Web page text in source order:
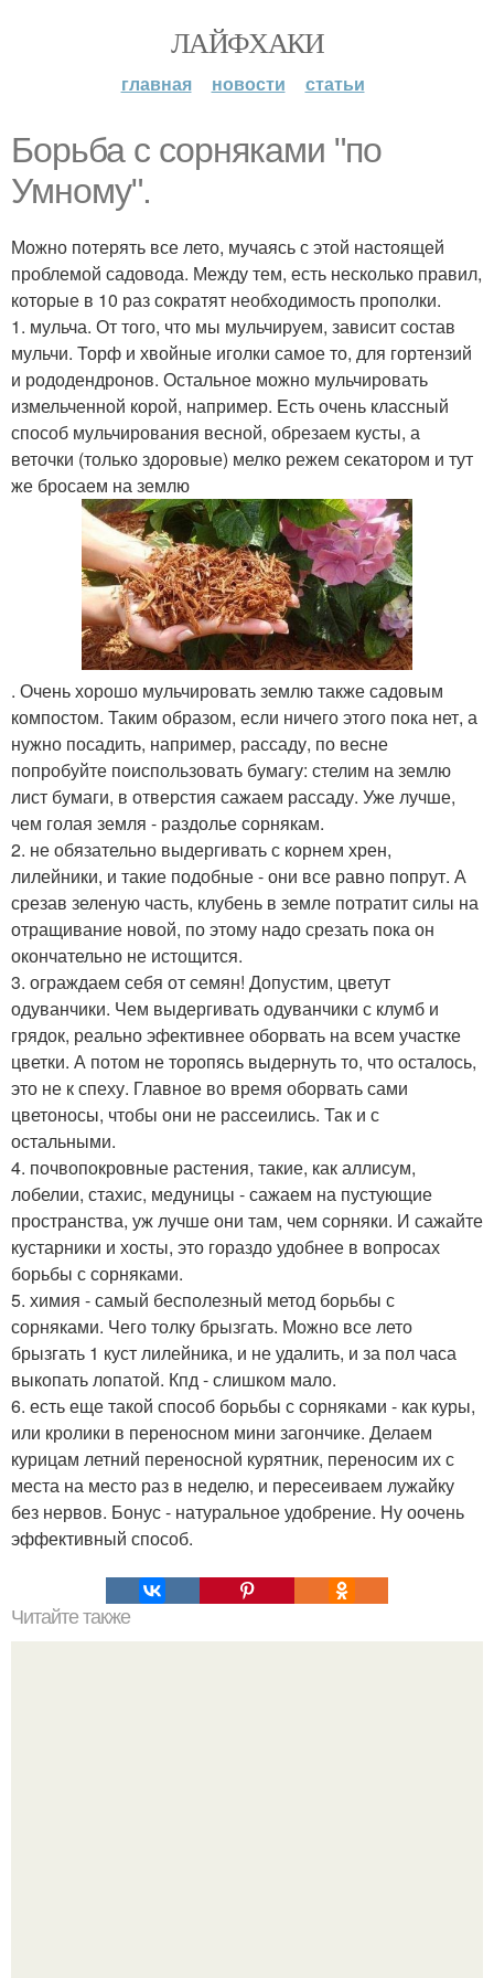
ЛАЙФХАКИ
главная новости статьи
Борьба с сорняками "по
Умному".
Можно потерять все лето, мучаясь с этой настоящей
проблемой садовода. Между тем, есть несколько правил,
которые в 10 раз сократят необходимость прополки.
1. мульча. От того, что мы мульчируем, зависит состав
мульчи. Торф и хвойные иголки самое то, для гортензий
и рододендронов. Остальное можно мульчировать
измельченной корой, например. Есть очень классный
способ мульчирования весной, обрезаем кусты, а
веточки (только здоровые) мелко режем секатором и тут
же бросаем на землю
. Очень хорошо мульчировать землю также садовым
компостом. Таким образом, если ничего этого пока нет, а
нужно посадить, например, рассаду, по весне
попробуйте поиспользовать бумагу: стелим на землю
лист бумаги, в отверстия сажаем рассаду. Уже лучше,
чем голая земля - раздолье сорнякам.
2. не обязательно выдергивать с корнем хрен,
лилейники, и такие подобные - они все равно попрут. А
срезав зеленую часть, клубень в земле потратит силы на
отращивание новой, по этому надо срезать пока он
окончательно не истощится.
3. ограждаем себя от семян! Допустим, цветут
одуванчики. Чем выдергивать одуванчики с клумб и
грядок, реально эфективнее оборвать на всем участке
цветки. А потом не торопясь выдернуть то, что осталось,
это не к спеху. Главное во время оборвать сами
цветоносы, чтобы они не рассеились. Так и с
остальными.
4. почвопокровные растения, такие, как аллисум,
лобелии, стахис, медуницы - сажаем на пустующие
пространства, уж лучше они там, чем сорняки. И сажайте
кустарники и хосты, это гораздо удобнее в вопросах
борьбы с сорняками.
5. химия - самый бесполезный метод борьбы с
сорняками. Чего толку брызгать. Можно все лето
брызгать 1 куст лилейника, и не удалить, и за пол часа
выкопать лопатой. Кпд - слишком мало.
6. есть еще такой способ борьбы с сорняками - как куры,
или кролики в переносном мини загончике. Делаем
курицам летний переносной курятник, переносим их с
места на место раз в неделю, и пересеиваем лужайку
без нервов. Бонус - натуральное удобрение. Ну оочень
эффективный способ.
Читайте также